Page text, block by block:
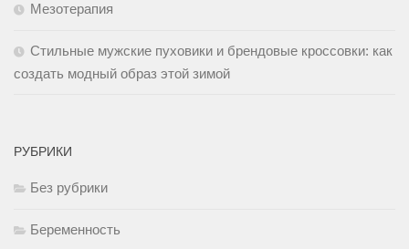
Мезотерапия
Стильные мужские пуховики и брендовые кроссовки: как
создать модный образ этой зимой
РУБРИКИ
Без рубрики
Беременность